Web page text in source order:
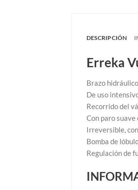
DESCRIPCIÓN
Erreka
Brazo
De uso
Recorrido del
Con paro suave
Irreversible,
Bomba de
Regulación de